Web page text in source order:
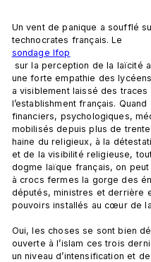
Un vent de panique a soufflé
technocrates français. Le
sondage Ifop
une forte empathie des
a visiblement laissé des
l’establishment français.
financiers, psychologiques,
mobilisés depuis plus de
haine du religieux, à la
et de la visibilité religieuse,
dogme laïque français, on
à crocs fermes la gorge des
députés, ministres et derrière
pouvoirs installés au cœur de
Oui, les choses se sont bien
ouverte à l’islam ces trois
un niveau d’intensification et